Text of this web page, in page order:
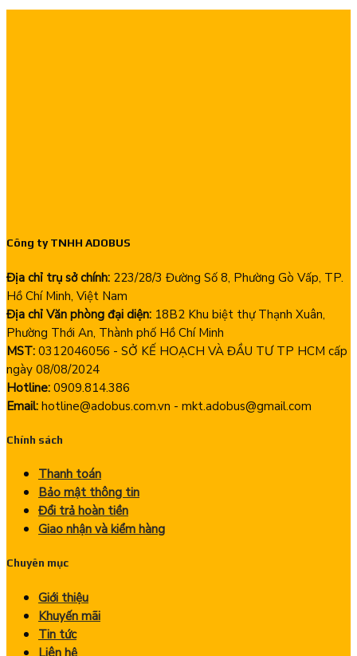
Công ty TNHH ADOBUS
Địa chỉ trụ sở chính: 223/28/3 Đường Số 8, Phường Gò Vấp, TP.
Hồ Chí Minh, Việt Nam
Địa chỉ Văn phòng đại diện: 18B2 Khu biệt thự Thạnh Xuân,
Phường Thới An, Thành phố Hồ Chí Minh
MST: 0312046056 - SỞ KẾ HOẠCH VÀ ĐẦU TƯ TP HCM cấp
ngày 08/08/2024
Hotline: 0909.814.386
Email: hotline@adobus.com.vn - mkt.adobus@gmail.com
Chính sách
Thanh toán
Bảo mật thông tin
Đổi trả hoàn tiền
Giao nhận và kiểm hàng
Chuyên mục
Giới thiệu
Khuyến mãi
Tin tức
Liên hệ